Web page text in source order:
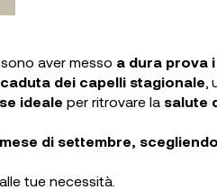
aver messo a dura prova i
caduta dei capelli stagionale ,
ideale per ritrovare la salute
di settembre, scegliendo
tue necessità.